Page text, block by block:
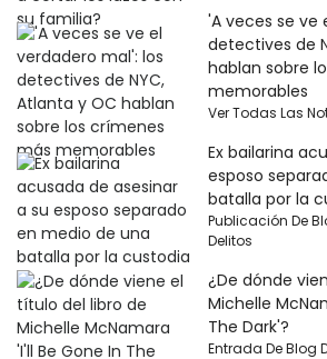
'A veces se ve
detectives de
hablan sobre
memorables
Ver Todas Las
Ex bailarina
esposo
batalla por la
Publicación De
Delitos
¿De dónde
Michelle
The Dark'?
Entrada De Blog